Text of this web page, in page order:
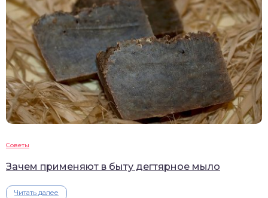
Советы
Зачем применяют в быту дегтярное мыло
Читать далее